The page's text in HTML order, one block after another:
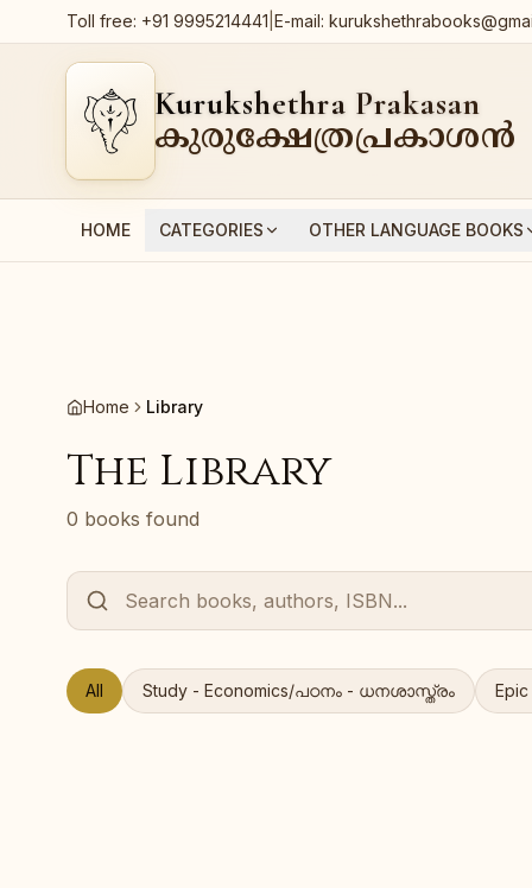
Toll free: +91 9995214441 E-mail:
Kurukshethra Prakasan
കുരുക്ഷേത്രപ്രകാശൻ
HOME CATEGORIES OTHER LANGUAGE BOOKS
Home Library
The Library
0 books found
All Study - Economics/പഠനം - ധനശാസ്ത്രം